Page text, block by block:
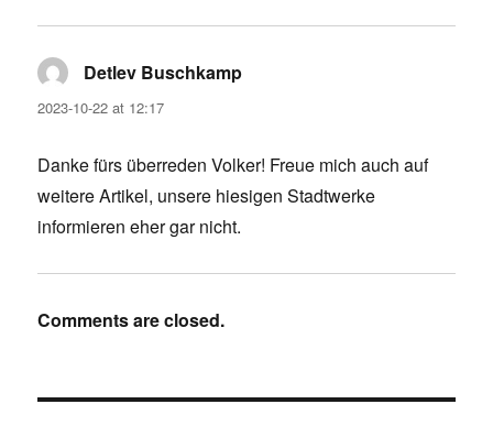
Detlev Buschkamp
2023-10-22 at 12:17
Danke fürs überreden Volker! Freue mich auch auf
weitere Artikel, unsere hiesigen Stadtwerke
informieren eher gar nicht.
Comments are closed.